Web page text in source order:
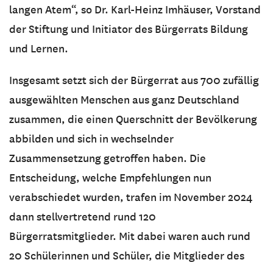
langen Atem“, so Dr. Karl-Heinz Imhäuser, Vorstand
der Stiftung und Initiator des Bürgerrats Bildung
und Lernen.
Insgesamt setzt sich der Bürgerrat aus 700 zufällig
ausgewählten Menschen aus ganz Deutschland
zusammen, die einen Querschnitt der Bevölkerung
abbilden und sich in wechselnder
Zusammensetzung getroffen haben. Die
Entscheidung, welche Empfehlungen nun
verabschiedet wurden, trafen im November 2024
dann stellvertretend rund 120
Bürgerratsmitglieder. Mit dabei waren auch rund
20 Schülerinnen und Schüler, die Mitglieder des